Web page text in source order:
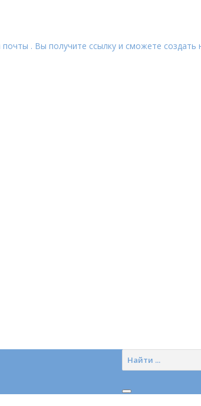
. Вы получите ссылку и сможете создать